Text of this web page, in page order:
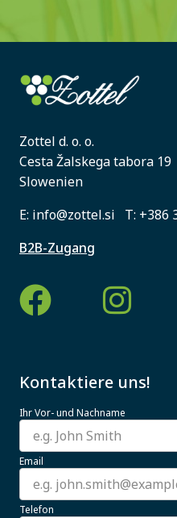
Zottel d. o. o.
Cesta Žalskega tabora
Slowenien
E: info@zottel.si T: +386
B2B-Zugang
Kontaktiere uns!
Ihr Vor- und Nachname
Email
Telefon